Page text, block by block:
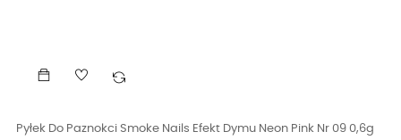
Pyłek Do Paznokci Smoke Nails Efekt Dymu Neon Pink Nr 09 0,6g